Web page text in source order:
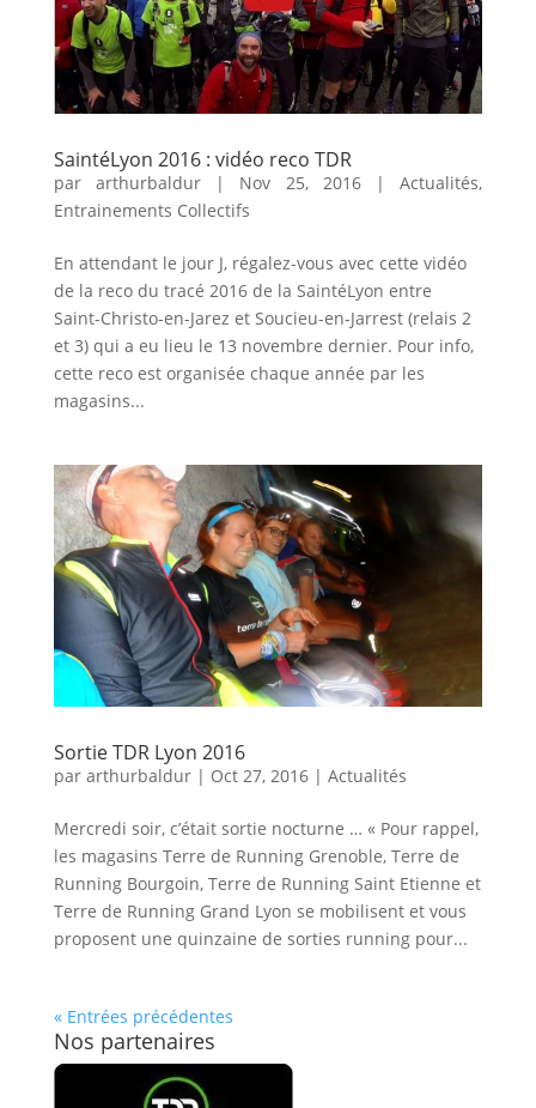
SaintéLyon 2016 : vidéo reco TDR
par arthurbaldur | Nov 25, 2016|Actualités,
Entrainements Collectifs
En attendant le jour J, régalez-vous avec cette vidéo
de la reco du tracé 2016 de la SaintéLyon entre
Saint-Christo-en-Jarez et Soucieu-en-Jarrest (relais 2
et 3) qui a eu lieu le 13 novembre dernier. Pour info,
cette reco est organisée chaque année par les
magasins...
Sortie TDR Lyon 2016
par arthurbaldur| Oct 27, 2016| Actualités
Mercredi soir, c’était sortie nocturne … « Pour rappel,
les magasins Terre de Running Grenoble, Terre de
Running Bourgoin, Terre de Running Saint Etienne et
Terre de Running Grand Lyon se mobilisent et vous
proposent une quinzaine de sorties running pour...
« Entrées précédentes
Nos partenaires